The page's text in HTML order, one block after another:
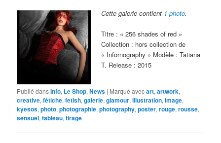
Cette galerie contient 1 photo.
Titre : « 256 shades of red »
Collection : hors collection de
« Infornography » Modèle : Tatiana
T. Release : 2015
Publié dansInfo, Le Shop,News | Marqué avecart,artwork,
creative,fétiche,fetish,galerie,glamour,illustration,image,
kyesos,photo,photographie,photography,poster,rouge,rousse,
sensuel,tableau,tirage